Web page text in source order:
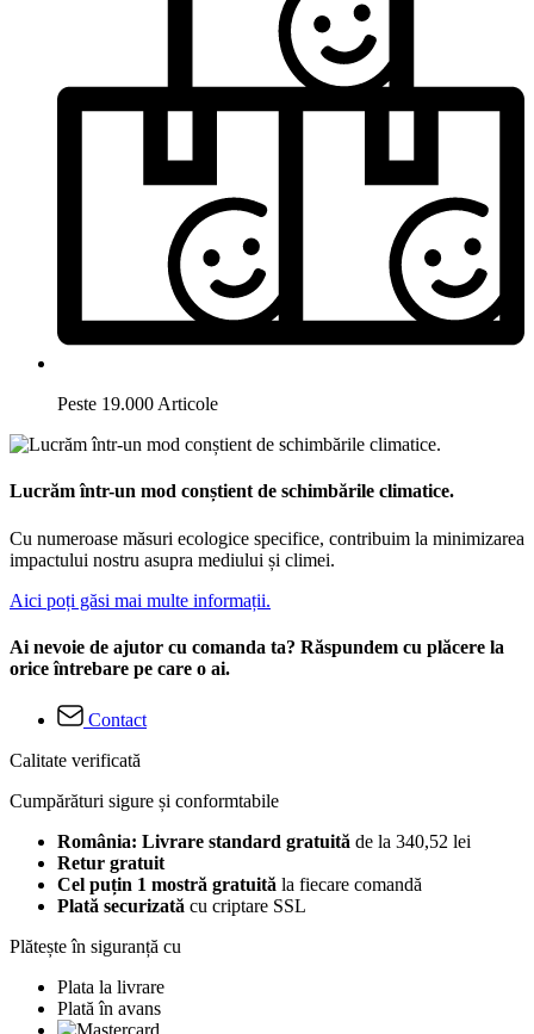
Peste 19.000 Articole
Lucrăm într-un mod conștient de schimbările climatice.
Cu numeroase măsuri ecologice specifice, contribuim la minimizarea
impactului nostru asupra mediului și climei.
Aici poți găsi mai multe informații.
Ai nevoie de ajutor cu comanda ta? Răspundem cu plăcere la
orice întrebare pe care o ai.
Contact
Calitate verificată
Cumpărături sigure și conformtabile
România: Livrare standard gratuită de la 340,52 lei
Retur gratuit
Cel puțin 1 mostră gratuită la fiecare comandă
Plată securizată cu criptare SSL
Plătește în siguranță cu
Plata la livrare
Plată în avans